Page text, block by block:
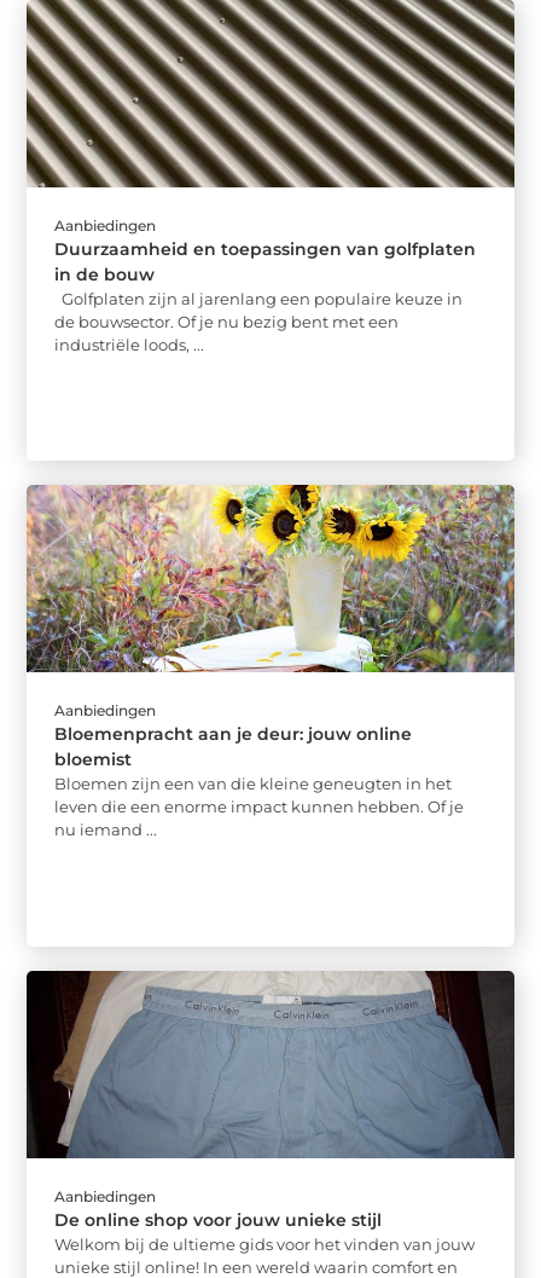
Aanbiedingen
Duurzaamheid en toepassingen van golfplaten
in de bouw
Golfplaten zijn al jarenlang een populaire keuze in
de bouwsector. Of je nu bezig bent met een
industriële loods, ...
Aanbiedingen
Bloemenpracht aan je deur: jouw online
bloemist
Bloemen zijn een van die kleine geneugten in het
leven die een enorme impact kunnen hebben. Of je
nu iemand ...
Aanbiedingen
De online shop voor jouw unieke stijl
Welkom bij de ultieme gids voor het vinden van jouw
unieke stijl online! In een wereld waarin comfort en